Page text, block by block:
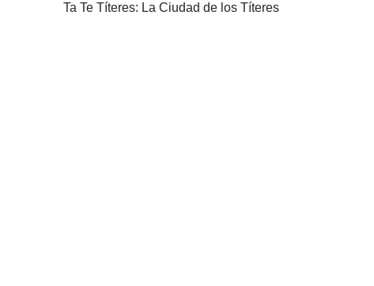
Ta Te Títeres: La Ciudad de los Títeres